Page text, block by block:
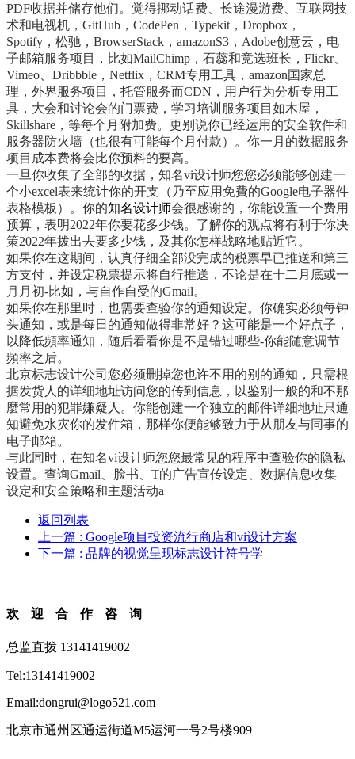
PDF收据并储存他们。觉得挪动话费、长途漫游费、互联网技
术和电视机，GitHub，CodePen，Typekit，Dropbox，
Spotify，松驰，BrowserStack，amazonS3，Adobe创意云，电
子邮箱服务项目，比如MailChimp，石蕊和竞选班长，Flickr、
Vimeo、Dribbble，Netflix，CRM专用工具，amazon国家总
理，外界服务项目，托管服务而CDN，用户行为分析专用工
具，大会和讨论会的门票费，学习培训服务项目如木屋，
Skillshare，等每个月附加费。更别说你已经运用的安全软件和
服务器防火墙（也很有可能每个月付款）。你一月的数据服务
项目成本费将会比你预料的要高。
一旦你收集了全部的收据，知名vi设计师您您必须能够创建一
个小excel表来统计你的开支（乃至应用免費的Google电子器件
表格模板）。你的知名设计师会很感谢的，你能设置一个费用
预算，表明2022年你要花多少钱。了解你的观点将有利于你决
策2022年拨出去要多少钱，及其你怎样战略地贴近它。
如果你在这期间，认真仔细全部没完成的税票早已推送和第三
方支付，并设定税票提示将自行推送，不论是在十二月底或一
月月初-比如，与自作自受的Gmail。
如果你在那里时，也需要查验你的通知设定。你确实必须每钟
头通知，或是每日的通知做得非常好？这可能是一个好点子，
以降低頻率通知，随后看看你是不是错过哪些-你能随意调节
頻率之后。
北京标志设计公司 您必须删掉您也许不用的别的通知，只需根
据发货人的详细地址访问您的传到信息，以鉴别一般的和不那
麼常用的犯罪嫌疑人。你能创建一个独立的邮件详细地址只通
知避免水灾你的发件箱，那样你便能够致力于从朋友与同事的
电子邮箱。
与此同时，在知名vi设计师您您最常见的程序中查验你的隐私
设置。查询Gmail、脸书、T的广告宣传设定、数据信息收集
设定和安全策略和主题活动a
返回列表
上一篇 : Google项目投资流行商店和vi设计方案
下一篇 : 品牌的视觉呈现标志设计符号学
欢迎合作咨询
总监直拨 13141419002
Tel:13141419002
Email:dongrui@logo521.com
北京市通州区通运街道M5运河一号2号楼909